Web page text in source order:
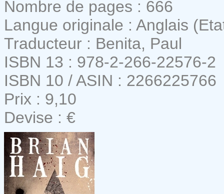
Nombre de pages : 666
Langue originale : Anglais
Traducteur : Benita, Paul
ISBN 13 : 978-2-266-22576-2
ISBN 10 / ASIN : 2266225766
Prix : 9,10
Devise : €